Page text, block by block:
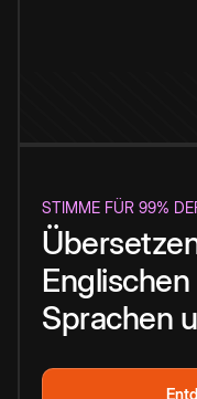
STIMME FÜR 99%
Sprachen